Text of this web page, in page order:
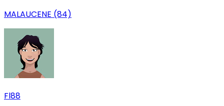
MALAUCENE (84)
Fl88